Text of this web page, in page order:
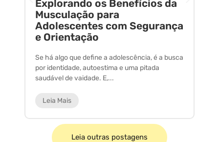
Explorando os Benefícios da
Musculação para
Adolescentes com Segurança
e Orientação
Se há algo que define a adolescência, é a busca
por identidade, autoestima e uma pitada
saudável de vaidade. E,...
Leia Mais
Leia outras postagens